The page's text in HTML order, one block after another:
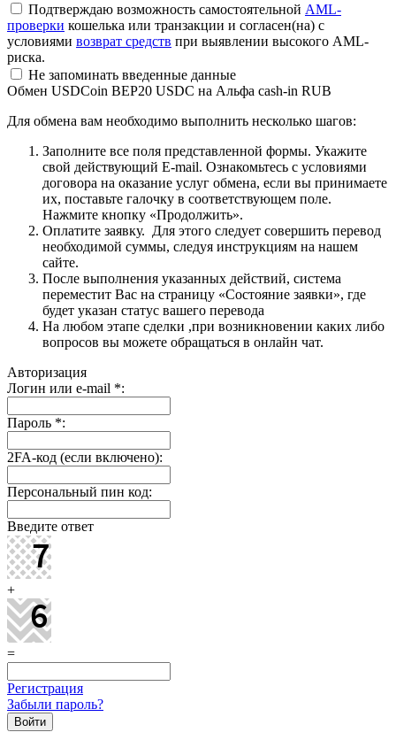
Подтверждаю возможность самостоятельной AML-
проверки кошелька или транзакции и согласен(на) с
условиями возврат средств при выявлении высокого AML-
риска.
Не запоминать введенные данные
Обмен USDCoin BEP20 USDC на Альфа cash-in RUB
Для обмена вам необходимо выполнить несколько шагов:
Заполните все поля представленной формы. Укажите
свой действующий E-mail. Ознакомьтесь с условиями
договора на оказание услуг обмена, если вы принимаете
их, поставьте галочку в соответствующем поле.
Нажмите кнопку «Продолжить».
Оплатите заявку. Для этого следует совершить перевод
необходимой суммы, следуя инструкциям на нашем
сайте.
После выполнения указанных действий, система
переместит Вас на страницу «Состояние заявки», где
будет указан статус вашего перевода
На любом этапе сделки ,при возникновении каких либо
вопросов вы можете обращаться в онлайн чат.
Авторизация
Логин или e-mail *:
Пароль *:
2FA-код (если включено):
Персональный пин код:
Введите ответ
+
=
Регистрация
Забыли пароль?